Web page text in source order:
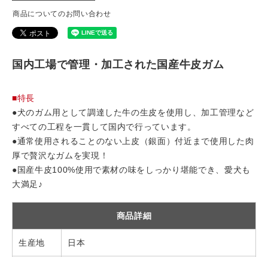
商品についてのお問い合わせ
国内工場で管理・加工された国産牛皮ガム
■特長
●犬のガム用として調達した牛の生皮を使用し、加工管理など
すべての工程を一貫して国内で行っています。
●通常使用されることのない上皮（銀面）付近まで使用した肉
厚で贅沢なガムを実現！
●国産牛皮100%使用で素材の味をしっかり堪能でき、愛犬も
大満足♪
商品詳細
生産地 日本